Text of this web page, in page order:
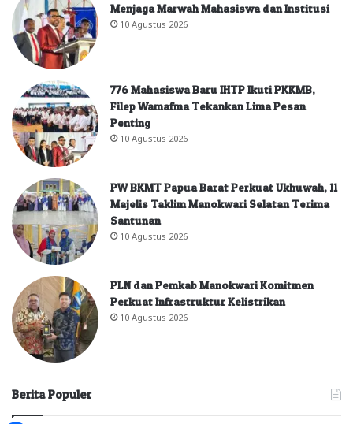
Menjaga Marwah Mahasiswa dan Institusi
10 Agustus 2026
776 Mahasiswa Baru IHTP Ikuti PKKMB,
Filep Wamafma Tekankan Lima Pesan
Penting
10 Agustus 2026
PW BKMT Papua Barat Perkuat Ukhuwah, 11
Majelis Taklim Manokwari Selatan Terima
Santunan
10 Agustus 2026
PLN dan Pemkab Manokwari Komitmen
Perkuat Infrastruktur Kelistrikan
10 Agustus 2026
Berita Populer